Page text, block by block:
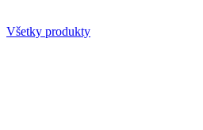
Všetky produkty